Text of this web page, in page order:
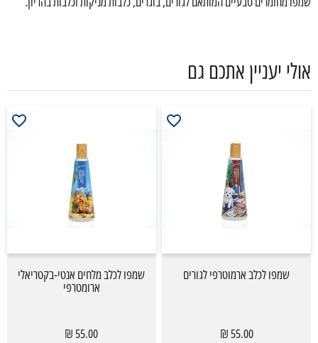
אולי יעניין אתכם גם
שמפו לכלב ארמוטרפי לגורים
55.00 ₪
שמפו לכלב מלחים אנטי-בקטריאלי
ארומטרפי
55.00 ₪